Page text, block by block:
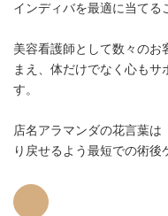
インディバを最適に当てる
美容看護師として数々のお
まえ、体だけでなく心もサ
す。
店名アラマンダの花言葉は
り戻せるよう最短での術後